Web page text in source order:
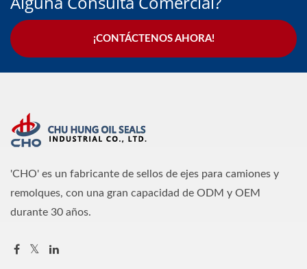
¡CONTÁCTENOS AHORA!
'CHO' es un fabricante de sellos de ejes para camiones y
remolques, con una gran capacidad de ODM y OEM
durante 30 años.